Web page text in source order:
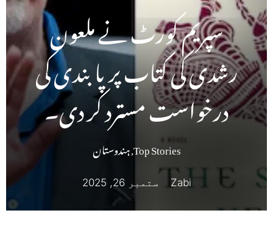
سپریم کورٹ نے ملعون
رشدی کی کتاب پر پابندی کی
درخواست مسترد کر دی۔
Top Stories
,ہندوستان
Zabi ستمبر 26, 2025